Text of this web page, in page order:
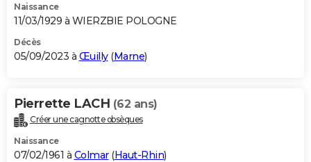
Naissance
11/03/1929 à WIERZBIE POLOGNE
Décès
05/09/2023 à Œuilly(Marne)
Pierrette LACH (62 ans)
Créer une cagnotte obsèques
Naissance
07/02/1961 à Colmar(Haut-Rhin)